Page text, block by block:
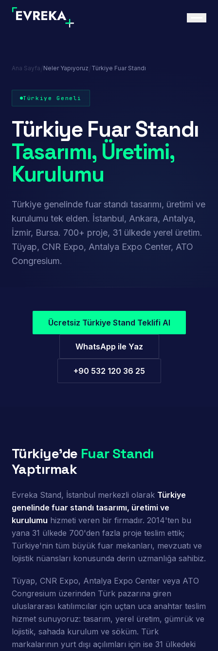
Ana Sayfa Neler Yapıyoruz Türkiye Fuar Standı
Türkiye Geneli
Türkiye Fuar Standı
Tasarımı, Üretimi,
Kurulumu
Türkiye genelinde fuar standı tasarımı, üretimi ve
kurulumu tek elden. İstanbul, Ankara, Antalya,
İzmir, Bursa. 700+ proje, 31 ülkede yerel üretim.
Tüyap, CNR Expo, Antalya Expo Center, ATO
Congresium.
Öne Çıkan Proje
Porland — Ambiente Frankfurt 2025
Ücretsiz Türkiye Stand Teklifi Al
WhatsApp ile Yaz
+90 532 120 36 25
Türkiye'de Fuar Standı
Yaptırmak
Evreka Stand, İstanbul merkezli olarak Türkiye
genelinde fuar standı tasarımı, üretimi ve
kurulumu hizmeti veren bir firmadır. 2014'ten bu
yana 31 ülkede 700'den fazla proje teslim ettik;
Türkiye'nin tüm büyük fuar mekanları, mevzuatı ve
lojistik nüansları konusunda derin uzmanlığa sahibiz.
Tüyap, CNR Expo, Antalya Expo Center veya ATO
Congresium üzerinden Türk pazarına giren
uluslararası katılımcılar için uçtan uca anahtar teslim
hizmet sunuyoruz: tasarım, yerel üretim, gümrük ve
lojistik, sahada kurulum ve söküm. Türk
markalarının yurt dışı açılımları için ise 31 ülkedeki